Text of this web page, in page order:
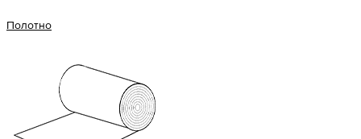
Полотно